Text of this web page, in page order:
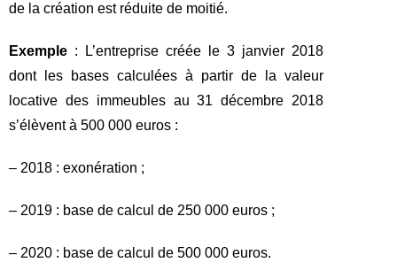
de la création est réduite de moitié.
Exemple : L’entreprise créée le 3 janvier 2018
dont les bases calculées à partir de la valeur
locative des immeubles au 31 décembre 2018
s’élèvent à 500 000 euros :
– 2018 : exonération ;
– 2019 : base de calcul de 250 000 euros ;
– 2020 : base de calcul de 500 000 euros.